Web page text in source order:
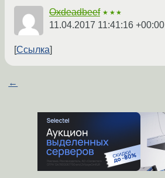
Oxdeadbeef ★★★
11.04.2017 11:41:16 +00:00
Ссылка
←